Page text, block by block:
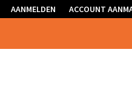
AANMELDEN ACCOUNT